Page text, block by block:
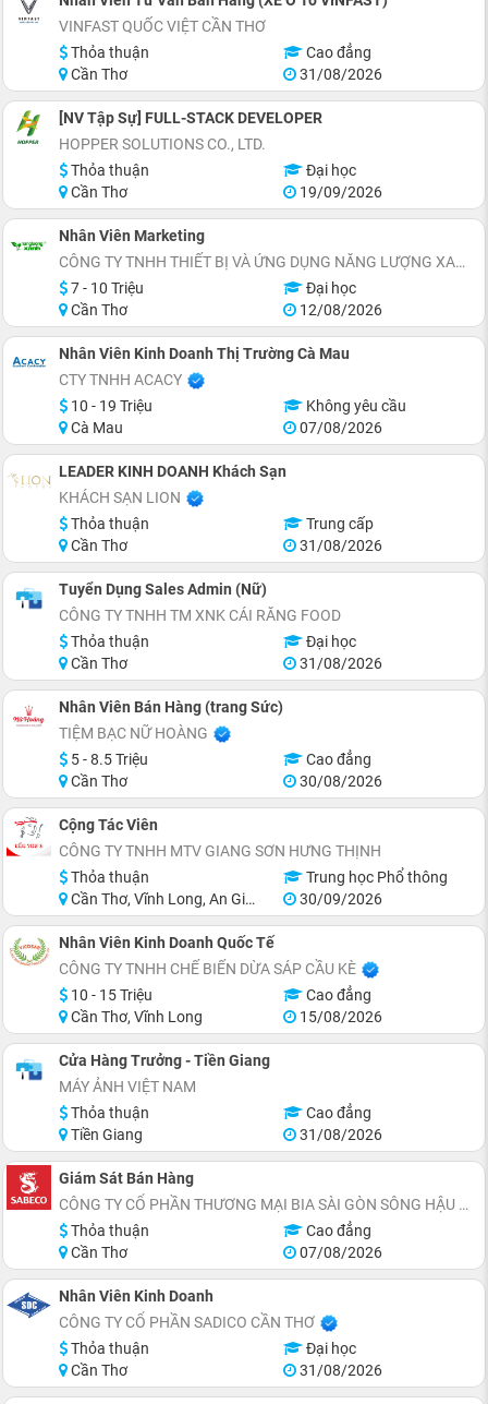
VINFAST QUỐC VIỆT CẦN THƠ
Thỏa thuận
Cao đẳng
Cần Thơ
31/08/2026
[NV Tập Sự] FULL-STACK DEVELOPER
HOPPER SOLUTIONS CO., LTD.
Thỏa thuận
Đại học
Cần Thơ
19/09/2026
Nhân Viên Marketing
CÔNG TY TNHH THIẾT BỊ VÀ ỨNG DỤNG NĂNG LƯỢNG XANH
7 - 10 Triệu
Đại học
Cần Thơ
12/08/2026
Nhân Viên Kinh Doanh Thị Trường Cà Mau
CTY TNHH ACACY
10 - 19 Triệu
Không yêu cầu
Cà Mau
07/08/2026
LEADER KINH DOANH Khách Sạn
KHÁCH SẠN LION
Thỏa thuận
Trung cấp
Cần Thơ
31/08/2026
Tuyển Dụng Sales Admin (Nữ)
CÔNG TY TNHH TM XNK CÁI RĂNG FOOD
Thỏa thuận
Đại học
Cần Thơ
31/08/2026
Nhân Viên Bán Hàng (trang Sức)
TIỆM BẠC NỮ HOÀNG
5 - 8.5 Triệu
Cao đẳng
Cần Thơ
30/08/2026
Cộng Tác Viên
CÔNG TY TNHH MTV GIANG SƠN HƯNG THỊNH
Thỏa thuận
Trung học Phổ thông
Cần Thơ, Vĩnh Long, An Giang, Hậu Giang
30/09/2026
Nhân Viên Kinh Doanh Quốc Tế
CÔNG TY TNHH CHẾ BIẾN DỪA SÁP CẦU KÈ
10 - 15 Triệu
Cao đẳng
Cần Thơ, Vĩnh Long
15/08/2026
Cửa Hàng Trưởng - Tiền Giang
MÁY ẢNH VIỆT NAM
Thỏa thuận
Cao đẳng
Tiền Giang
31/08/2026
Giám Sát Bán Hàng
CÔNG TY CỔ PHẦN THƯƠNG MẠI BIA SÀI GÒN SÔNG HẬU
Thỏa thuận
Cao đẳng
Cần Thơ
07/08/2026
Nhân Viên Kinh Doanh
CÔNG TY CỔ PHẦN SADICO CẦN THƠ
Thỏa thuận
Đại học
Cần Thơ
31/08/2026